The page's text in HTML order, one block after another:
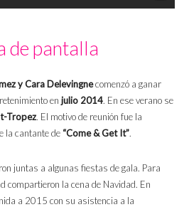
de pantalla
y Cara Delevingnecomenzó a ganar
en julio 2014. En ese verano se
Tropez. El motivo de reunión fue la
la cantante de “Come & Get It”.
juntas a algunas fiestas de gala. Para
compartieron la cena de Navidad. En
a 2015 con su asistencia a la